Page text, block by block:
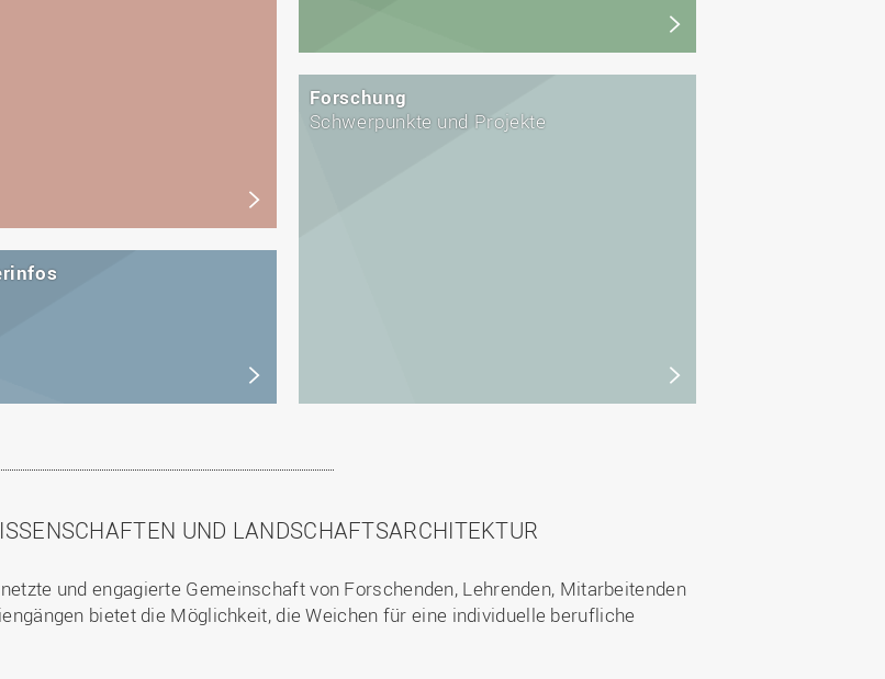
Forschung
Schwerpunkte und Projekte
UND LANDSCHAFTSARCHITEKTUR
und engagierte Gemeinschaft von Forschenden, Lehrenden, Mitarbeitenden
bietet die Möglichkeit, die Weichen für eine individuelle berufliche